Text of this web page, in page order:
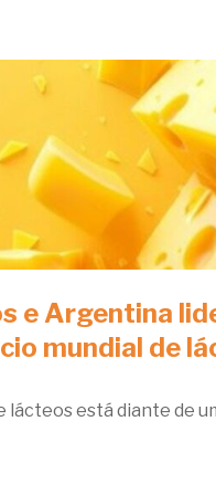
e Argentina
mundial de
lácteos está diante de